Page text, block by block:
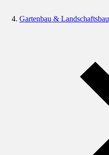
Gartenbau & Landschaftsbau